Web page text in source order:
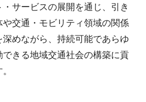
サービスの展開を通じ、引き
交通・モビリティ領域の関係
めながら、持続可能であらゆ
できる地域交通社会の構築に貢